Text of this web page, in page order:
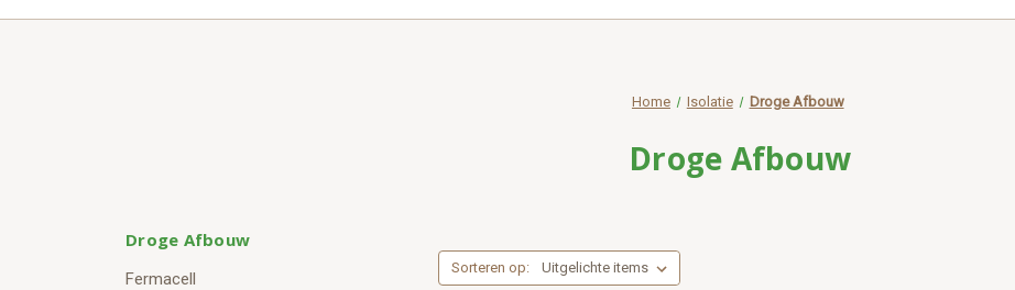
Home Isolatie Droge Afbouw
Droge Afbouw
Droge Afbouw
Fermacell
Sorteren op: